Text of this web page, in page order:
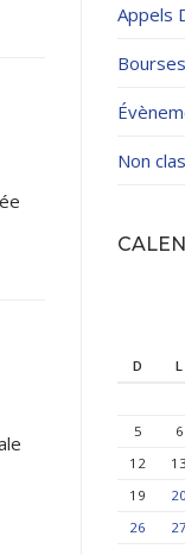
Appels
Non
D L
5
6
12
13
19
20
26
27